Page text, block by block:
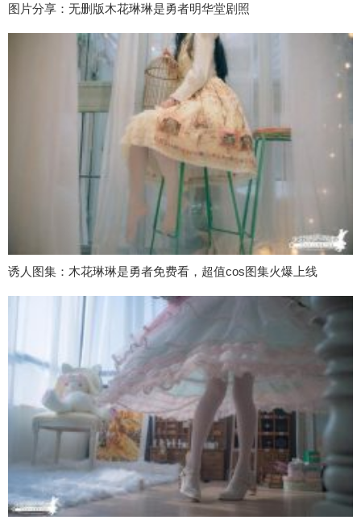
图片分享：无删版木花琳琳是勇者明华堂剧照
诱人图集：木花琳琳是勇者免费看，超值cos图集火爆上线